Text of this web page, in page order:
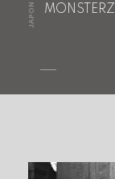
JAPON MONSTERZ